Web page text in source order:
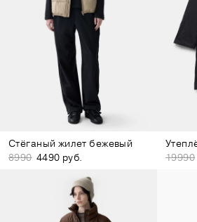
Стёганый жилет бежевый
8990 4490 руб.
19990